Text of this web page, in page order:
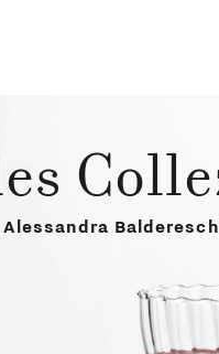
Alessandra